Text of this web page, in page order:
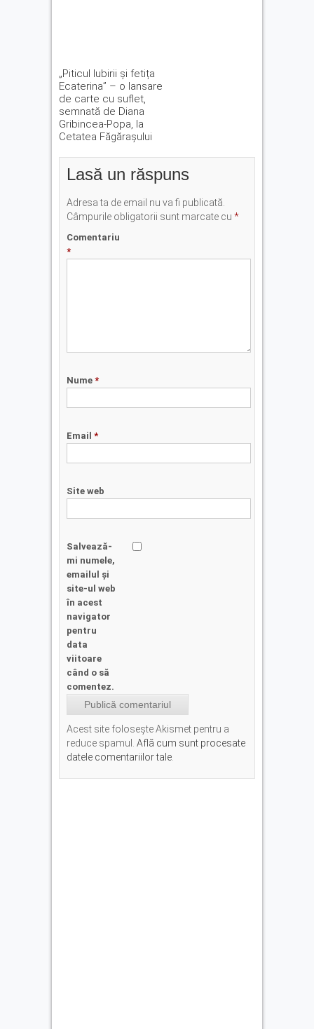
„Piticul Iubirii și fetița
Ecaterina” – o lansare
de carte cu suflet,
semnată de Diana
Gribincea-Popa, la
Cetatea Făgărașului
Lasă un răspuns
Adresa ta de email nu va fi publicată.
Câmpurile obligatorii sunt marcate cu *
Comentariu
*
Nume *
Email *
Site web
Salvează-
mi numele,
emailul și
site-ul web
în acest
navigator
pentru
data
viitoare
când o să
comentez.
Acest site folosește Akismet pentru a
reduce spamul. Află cum sunt procesate
datele comentariilor tale